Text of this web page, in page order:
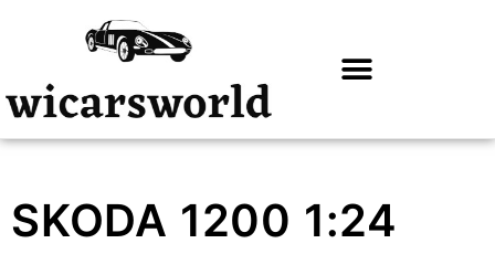
SKODA 1200 1:24